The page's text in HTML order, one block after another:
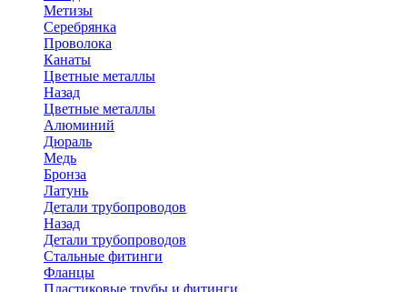
Метизы
Серебрянка
Проволока
Канаты
Цветные металлы
Назад
Цветные металлы
Алюминий
Дюраль
Медь
Бронза
Латунь
Детали трубопроводов
Назад
Детали трубопроводов
Стальные фитинги
Фланцы
Пластиковые трубы и фитинги